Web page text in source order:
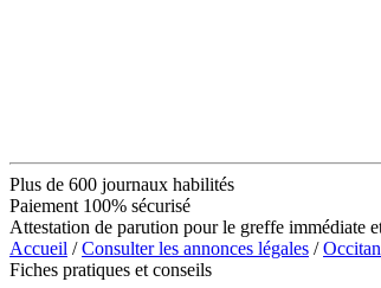
Plus de 600 journaux habilités
Paiement 100% sécurisé
Attestation de parution pour le greffe immédiate
Accueil /Consulter les annonces légales /
Fiches pratiques et conseils